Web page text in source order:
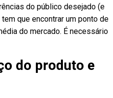
do público desejado (e
que encontrar um ponto de
do mercado. É necessário
do produto e